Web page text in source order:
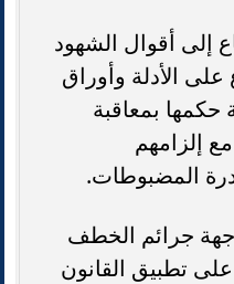
إلى أقوال الشهود
على الأدلة وأوراق
بمعاقبة
إلزامهم
المضبوطات.
جرائم الخطف
على تطبيق القانون